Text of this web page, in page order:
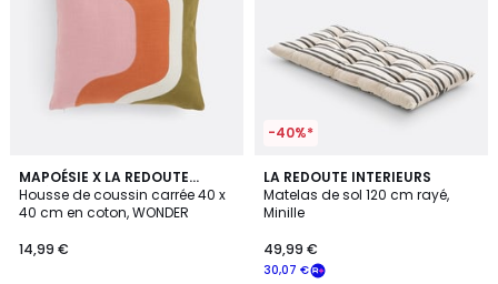
MAPOÉSIE X LA REDOUTE
INTÉRIEURS
Housse de coussin carrée 40 x
40 cm en coton, WONDER
14,99 €
-40%*
LA REDOUTE INTERIEURS
Matelas de sol 120 cm rayé,
Minille
30,07 €
49,99 €
4,6
/ 5